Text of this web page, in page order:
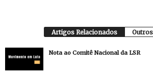
Artigos Relacionados
Nota ao Comitê Nacional da LSR